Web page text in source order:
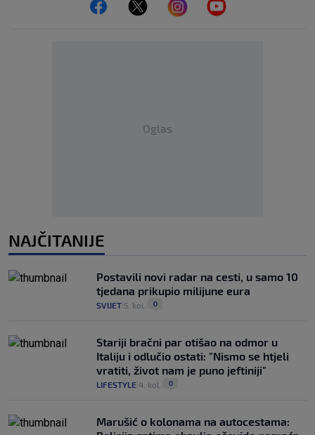
Oglas
NAJČITANIJE
Postavili novi radar na cesti, u samo 10
tjedana prikupio milijune eura
SVIJET 5. kol. 0
Stariji bračni par otišao na odmor u
Italiju i odlučio ostati: "Nismo se htjeli
vratiti, život nam je puno jeftiniji"
LIFESTYLE 4. kol. 0
Marušić o kolonama na autocestama: